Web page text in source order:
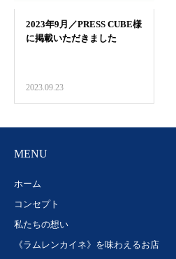
2023.09.23
MENU
ホーム
コンセプト
私たちの想い
《ラムレンカイネ》を味わえるお店